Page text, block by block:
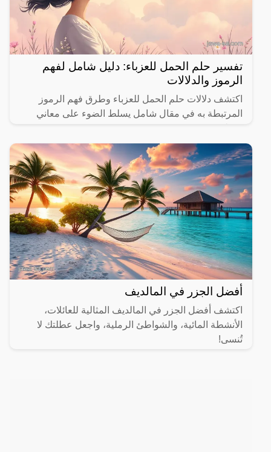
تفسير حلم الحمل للعزباء: دليل شامل لفهم
الرموز والدلالات
اكتشف دلالات حلم الحمل للعزباء وطرق فهم الرموز
المرتبطة به في مقال شامل يسلط الضوء على معاني
أفضل الجزر في المالديف
اكتشف أفضل الجزر في المالديف المثالية للعائلات،
الأنشطة المائية، والشواطئ الرملية، واجعل عطلتك لا
تُنسى!